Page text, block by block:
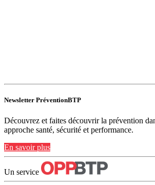
Newsletter PréventionBTP
Découvrez et faites découvrir la prévention
approche santé, sécurité et performance.
En savoir plus
Un service